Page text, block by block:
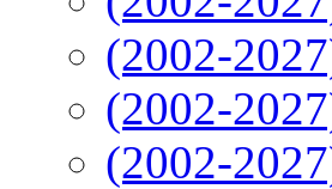
(2002-
(2002-
(2002-